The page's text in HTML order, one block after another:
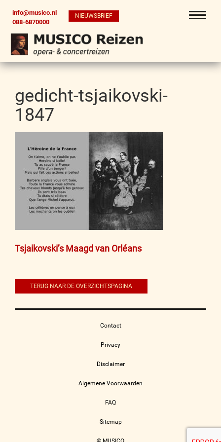
info@musico.nl
088-6870000
NIEUWSBRIEF
gedicht-tsjaikovski-
1847
Bericht
Tsjaikovski’s Maagd van Orléans
TERUG NAAR DE OVERZICHTSPAGINA
Contact
Privacy
Disclaimer
Algemene Voorwaarden
FAQ
Sitemap